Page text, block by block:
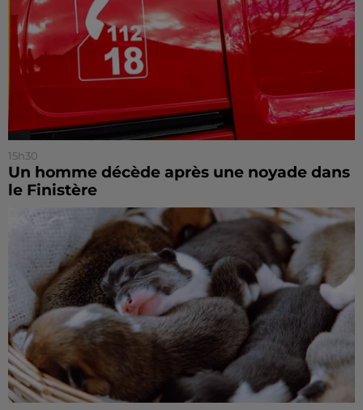
15h30
Un homme décède après une noyade dans
le Finistère